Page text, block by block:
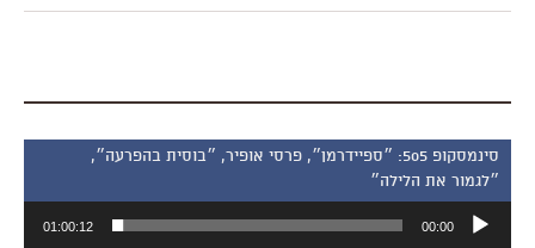
סינמסקופ 505: ״ספיידרמן״, פרסי אופיר, ״בוסית בהפרעה״,
״לגמור את הלילה״
אודיו
00:00
01:00:12